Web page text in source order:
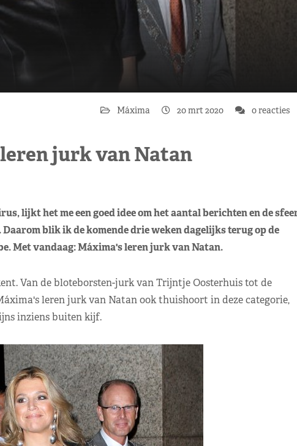
Máxima 20 mrt 2020 0 reacties
jurk van Natan
lijkt het me een goed idee om het aantal berichten en de
blik ik de komende drie weken dagelijks terug op de
Met vandaag: Máxima's leren jurk van Natan.
Van de bloteborsten-jurk van Trijntje Oosterhuis tot de
leren jurk van Natan ook thuishoort in deze categorie,
inziens buiten kijf.